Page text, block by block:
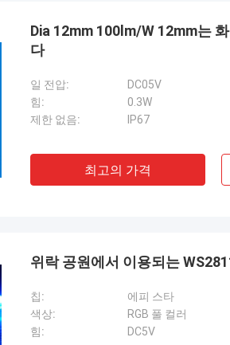
것
구
샤티
전에 윈터앱에아란스는 매우 높
이 조화되기에는 너무 좋은고
입하기 때문에 부츠가 그러한 스
Dia 12mm 100lm/W 12mm는
다
일 전압:
DC05V
힘:
0.3W
제한 없음:
IP67
최고의 가격
위락 공원에서 이용되는
칩:
에피 스타
색상:
RGB 풀 컬러
힘:
DC5V